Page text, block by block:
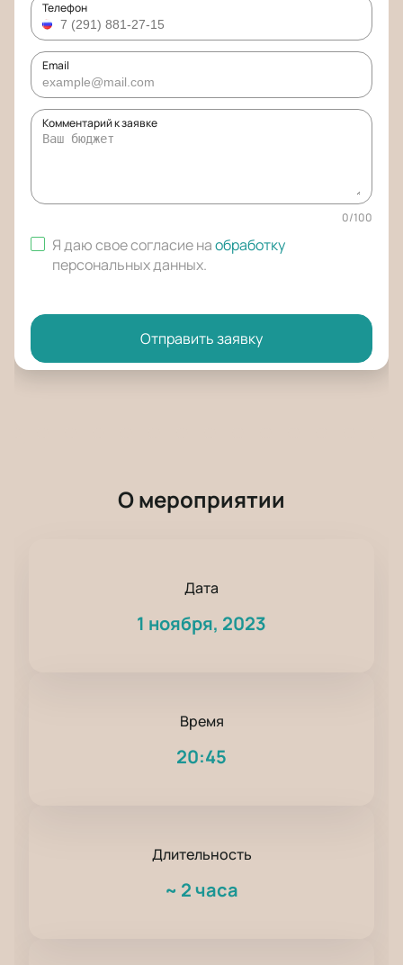
Телефон
Email
Комментарий к заявке
0/100
Я даю свое согласие наобработку
персональных данных.
Отправить заявку
О мероприятии
Дата
1 ноября, 2023
Время
20:45
Длительность
~ 2 часа